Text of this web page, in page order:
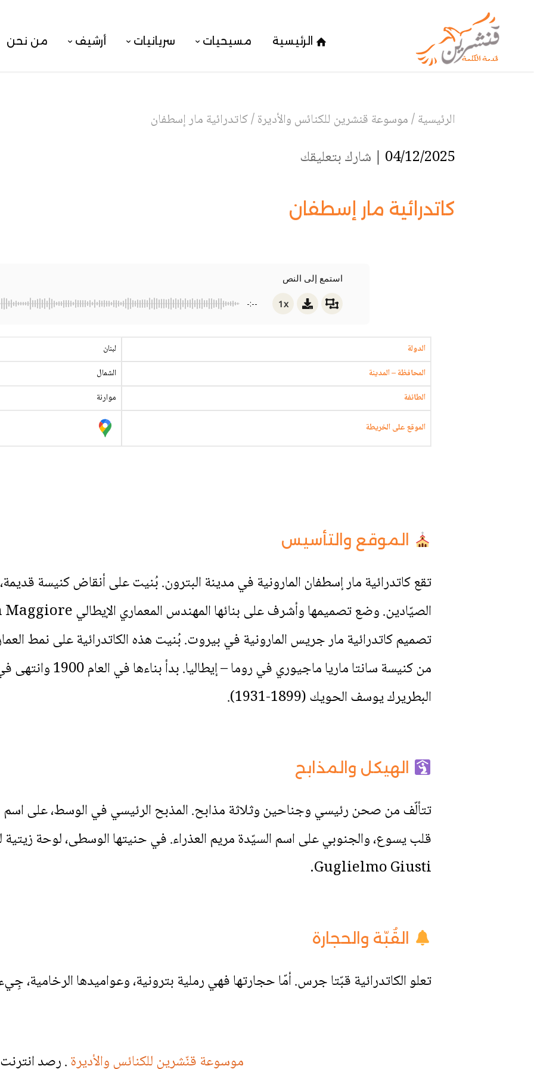
الرئيسية مسيحيات سريانيات أرشيف من نحن
الرئيسية/موسوعة قنشرين للكنائس والأديرة/كاتدرائية مار إسطفان
04/12/2025 | شارك بتعليقك
كاتدرائية مار إسطفان
استمع إلى النص
-:-- 1x
الدولة
لبنان
المحافظة – المدينة
الشمال
الطائفة
موارنة
الموقع على الخريطة
الموقع والتأسيس
تقع كاتدرائية مار إسطفان المارونية في مدينة البترون. بُنيت على أنقاض كنيسة
تصميم كاتدرائية مار جريس المارونية في بيروت. بُنيت هذه الكاتدرائية على نمط
البطريرك يوسف الحويك (1899-1931).
الهيكل والمذابح
تتألّف من صحن رئيسي وجناحين وثلاثة مذابح. المذبح الرئيسي في الوسط، على
قلب يسوع، والجنوبي على اسم السيّدة مريم العذراء. في حنيتها الوسطى، لوحة زيتية
Guglielmo Giusti.
القُبّة والحجارة
تعلو الكاتدرائية قبّتا جرس. أمّا حجارتها فهي رملية بترونية، وعواميدها الرخامية،
موسوعة قنّشرين للكنائس والأديرة. رصد انترنت